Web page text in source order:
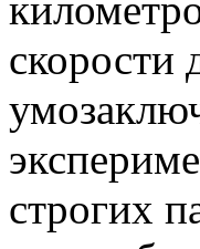
скорости
строгих